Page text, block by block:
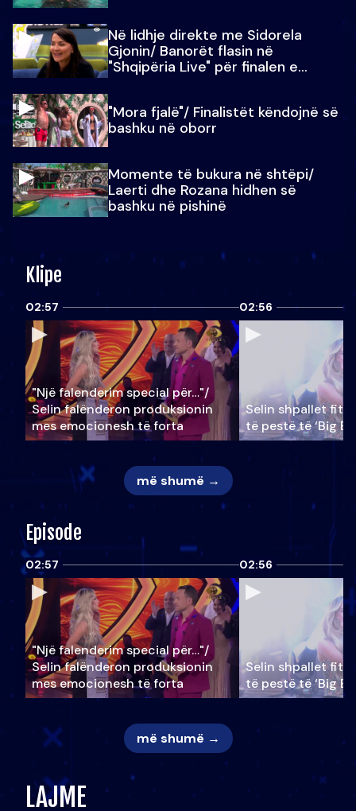
Në lidhje direkte me Sidorela
Gjonin/ Banorët flasin në
"Shqipëria Live" për finalen e
"Mora fjalë"/ Finalistët këndojnë së
bashku në oborr
Momente të bukura në shtëpi/
Laerti dhe Rozana hidhen së
bashku në pishinë
Klipe
02:57
"Një falenderim special për…"/
Selin falënderon produksionin
mes emocionesh të forta
02:56
Selin shpallet
të pestë të ‘Big
më shumë →
Episode
02:57
"Një falenderim special për…"/
Selin falënderon produksionin
mes emocionesh të forta
02:56
Selin shpallet
të pestë të ‘Big
më shumë →
LAJME